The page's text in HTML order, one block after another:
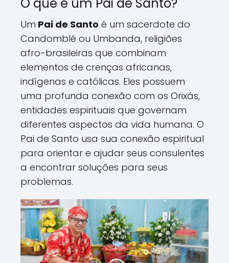
Um Pai de Santo é um sacerdote do
Candomblé ou Umbanda, religiões
afro-brasileiras que combinam
elementos de crenças africanas,
indígenas e católicas. Eles possuem
uma profunda conexão com os Orixás,
entidades espirituais que governam
diferentes aspectos da vida humana. O
Pai de Santo usa sua conexão espiritual
para orientar e ajudar seus consulentes
a encontrar soluções para seus
problemas.